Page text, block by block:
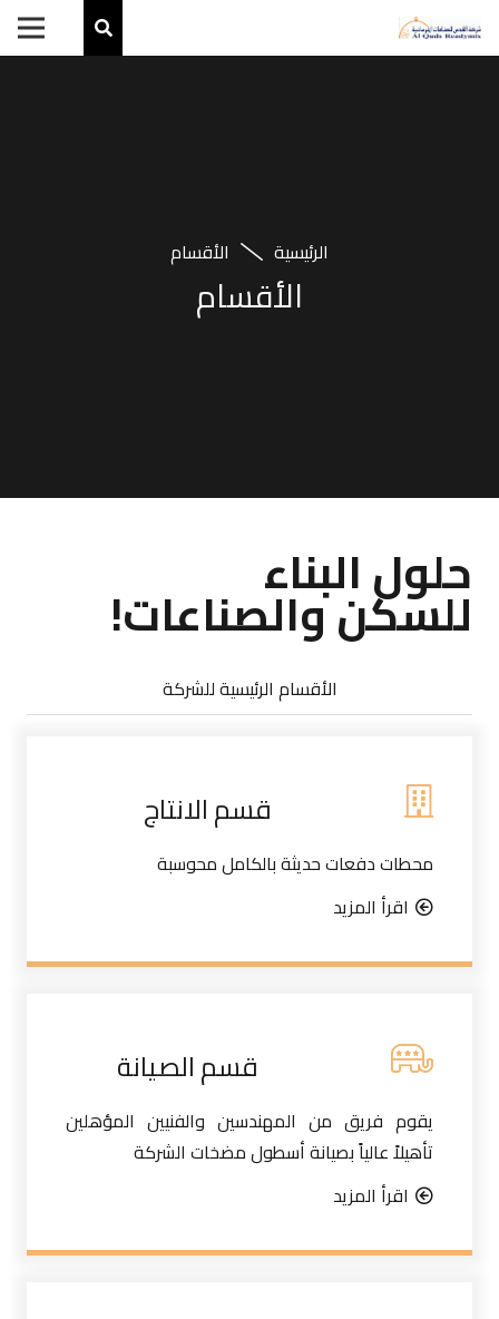
الرئيسية الأقسام
الأقسام
حلول البناء
للسكن والصناعات!
الأقسام الرئيسية للشركة
قسم الانتاج
محطات دفعات حديثة بالكامل محوسبة
اقرأ المزيد
قسم الصيانة
يقوم فريق من المهندسين والفنيين المؤهلين
تأهيلاً عالياً بصيانة أسطول مضخات الشركة
اقرأ المزيد